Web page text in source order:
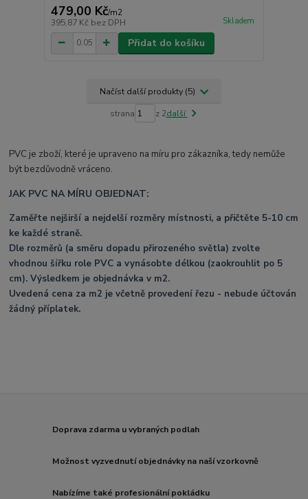
479,00 Kč/m2
395,87 Kč bez DPH Skladem
Přidat do košíku
Načíst další produkty (5)
strana z 2další
PVC je zboží, které je upraveno na míru pro zákazníka, tedy nemůže
být bezdůvodně vráceno.
JAK PVC NA MÍRU OBJEDNAT:
Zaměřte nejširší a nejdelší rozměry místnosti, a přičtěte 5-10 cm
ke každé straně.
Dle rozměrů (a směru dopadu přirozeného světla) zvolte
vhodnou šířku role PVC a vynásobte délkou (zaokrouhlit po 5
cm). Výsledkem je objednávka v m2.
Uvedená cena za m2 je včetně provedení řezu - nebude účtován
žádný příplatek.
Doprava zdarma u vybraných podlah
Možnost vyzvednutí objednávky na naší vzorkovně
Nabízíme také profesionální pokládku